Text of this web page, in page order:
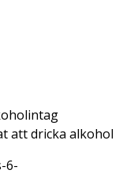
att dricka alkohol
6-